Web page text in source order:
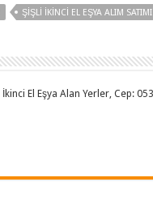
ŞIŞLI İKINCI EL EŞYA ALIM SATIMI
İkinci El Eşya Alan Yerler, Cep: